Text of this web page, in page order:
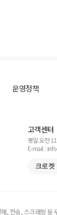
운영정책
고객센터
평일 오전
E-mail :
크로켓
, 전송, 스크래핑 등